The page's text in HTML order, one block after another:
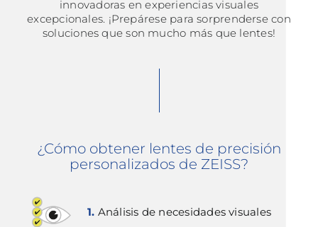
innovadoras en experiencias visuales
excepcionales. ¡Prepárese para sorprenderse con
soluciones que son mucho más que lentes!
¿Cómo obtener lentes de precisión
personalizados de ZEISS?
1. Análisis de necesidades visuales